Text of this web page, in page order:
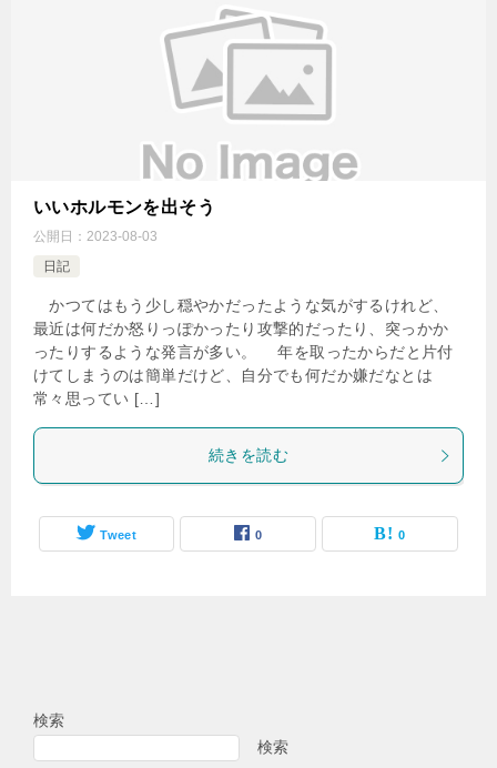
いいホルモンを出そう
公開日： 2023-08-03
日記
かつてはもう少し穏やかだったような気がするけれど、
最近は何だか怒りっぽかったり攻撃的だったり、突っかか
ったりするような発言が多い。 年を取ったからだと片付
けてしまうのは簡単だけど、自分でも何だか嫌だなとは
常々思ってい […]
続きを読む
Tweet 0 0
検索
検索